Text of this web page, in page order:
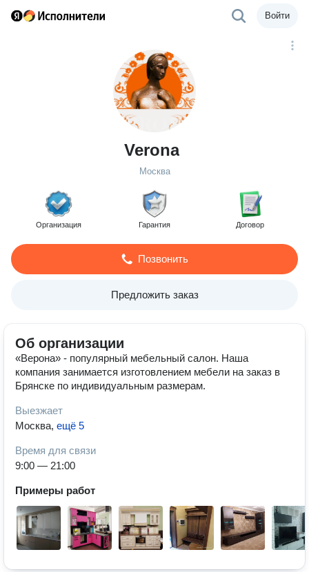
Войти
Verona
Москва
Организация Гарантия Договор
Позвонить
Предложить заказ
Об организации
«Верона» - популярный мебельный салон. Наша
компания занимается изготовлением мебели на заказ в
Брянске по индивидуальным размерам.
Выезжает
Москва, ещё 5
Время для связи
9:00 — 21:00
Примеры работ